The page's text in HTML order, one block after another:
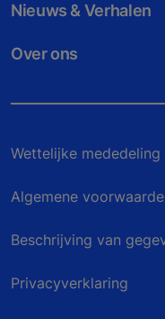
Nieuws & Verhalen
Over ons
Wettelijke mededeling
Algemene
Beschrijving van
Privacyverklaring